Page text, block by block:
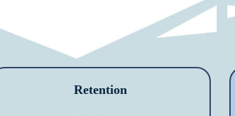
Retention